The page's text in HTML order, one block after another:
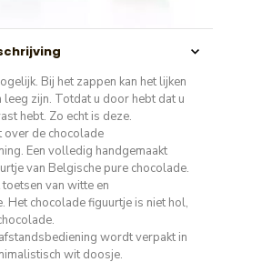
Bij het zappen kan het lijken
leeg zijn. Totdat u door hebt dat u
hebt. Zo echt is deze.
over de chocolade
Een volledig handgemaakt
van Belgische pure chocolade.
van witte en
Het chocolade figuurtje is niet hol,
wordt verpakt in
wit doosje.